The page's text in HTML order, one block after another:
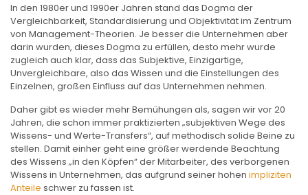
In den 1980er und 1990er Jahren stand das Dogma der
Vergleichbarkeit, Standardisierung und Objektivität im Zentrum
von Management-Theorien. Je besser die Unternehmen aber
darin wurden, dieses Dogma zu erfüllen, desto mehr wurde
zugleich auch klar, dass das Subjektive, Einzigartige,
Unvergleichbare, also das Wissen und die Einstellungen des
Einzelnen, großen Einfluss auf das Unternehmen nehmen.
Daher gibt es wieder mehr Bemühungen als, sagen wir vor 20
Jahren, die schon immer praktizierten „subjektiven Wege des
Wissens- und Werte-Transfers“, auf methodisch solide Beine zu
stellen. Damit einher geht eine größer werdende Beachtung
des Wissens „in den Köpfen“ der Mitarbeiter, des verborgenen
Wissens in Unternehmen, das aufgrund seiner hohen impliziten
Anteile schwer zu fassen ist.